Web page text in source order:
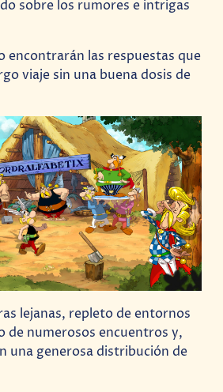
sobre los rumores e intrigas
encontrarán las respuestas que
viaje sin una buena dosis de
lejanas, repleto de entornos
de numerosos encuentros y,
una generosa distribución de